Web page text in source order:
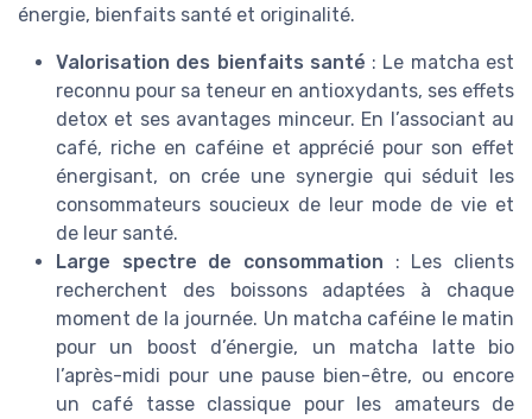
énergie, bienfaits santé et originalité.
Valorisation des bienfaits santé : Le matcha est
reconnu pour sa teneur en antioxydants, ses effets
detox et ses avantages minceur. En l’associant au
café, riche en caféine et apprécié pour son effet
énergisant, on crée une synergie qui séduit les
consommateurs soucieux de leur mode de vie et
de leur santé.
Large spectre de consommation : Les clients
recherchent des boissons adaptées à chaque
moment de la journée. Un matcha caféine le matin
pour un boost d’énergie, un matcha latte bio
l’après-midi pour une pause bien-être, ou encore
un café tasse classique pour les amateurs de